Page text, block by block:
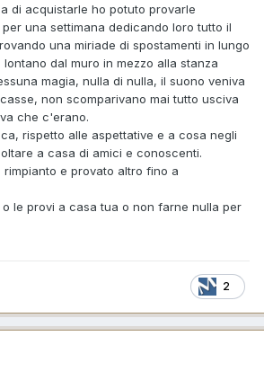
di acquistarle ho potuto provarle
una settimana dedicando loro tutto il
una miriade di spostamenti in lungo
dal muro in mezzo alla stanza
magia, nulla di nulla, il suono veniva
non scomparivano mai tutto usciva
che c'erano.
rispetto alle aspettative e a cosa negli
a casa di amici e conoscenti.
rimpianto e provato altro fino a
o le provi a casa tua o non farne nulla per
2